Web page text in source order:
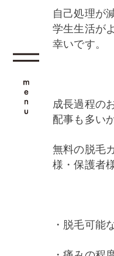
自己処理が
学生生活が
幸いです。
成長過程の
配事も多い
無料の脱毛
様・保護者
・脱毛可能